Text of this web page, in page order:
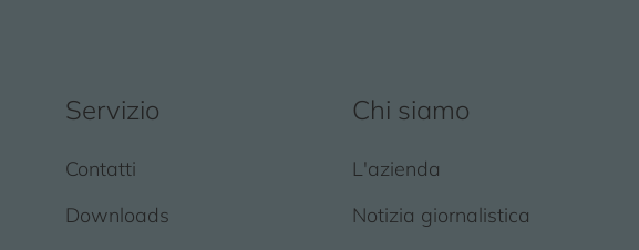
Servizio
Contatti
Downloads
Chi siamo
L'azienda
Notizia giornalistica